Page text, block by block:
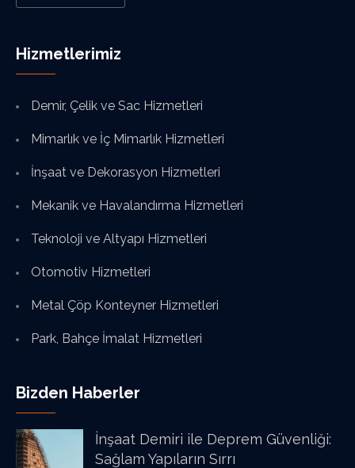
Hizmetlerimiz
Demir, Çelik ve Sac Hizmetleri
Mimarlık ve İç Mimarlık Hizmetleri
İnşaat ve Dekorasyon Hizmetleri
Mekanik ve Havalandırma Hizmetleri
Teknoloji ve Altyapı Hizmetleri
Otomotiv Hizmetleri
Metal Çöp Konteyner Hizmetleri
Park, Bahçe İmalat Hizmetleri
Bizden Haberler
İnşaat Demiri ile Deprem Güvenliği:
Sağlam Yapıların Sırrı